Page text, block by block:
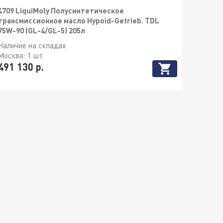
LiquiMoly Полусинтетическое
масло Hypoid-Getrieb. TDL
90 (GL-4/GL-5) 205л
на складах
1 шт.
130 р.